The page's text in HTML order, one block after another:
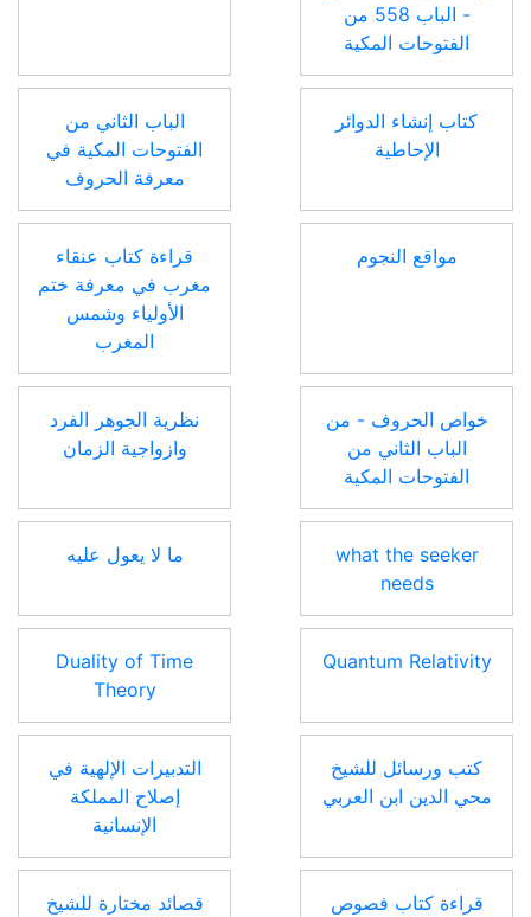
- الباب 558 من
الفتوحات المكية
كتاب إنشاء الدوائر
الإحاطية
الباب الثاني من
الفتوحات المكية في
معرفة الحروف
مواقع النجوم
قراءة كتاب عنقاء
مغرب في معرفة ختم
الأولياء وشمس
المغرب
خواص الحروف - من
الباب الثاني من
الفتوحات المكية
نظرية الجوهر الفرد
وازواجية الزمان
what the seeker
needs
ما لا يعول عليه
Quantum Relativity
Duality of Time
Theory
كتب ورسائل للشيخ
محي الدين ابن العربي
التدبيرات الإلهية في
إصلاح المملكة
الإنسانية
قراءة كتاب فصوص
قصائد مختارة للشيخ